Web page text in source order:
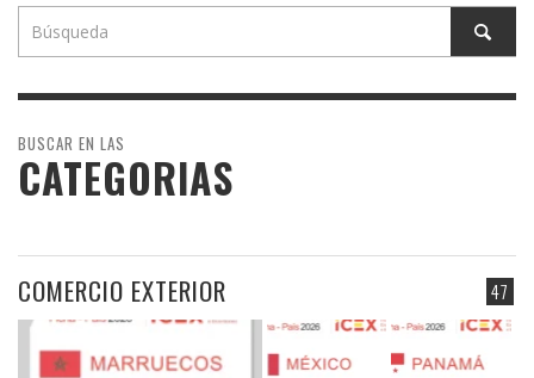
BUSCAR EN LAS
CATEGORIAS
47
COMERCIO EXTERIOR